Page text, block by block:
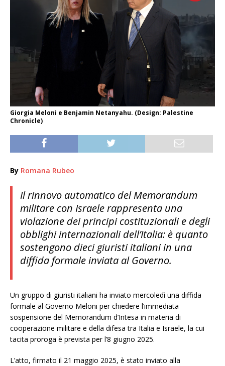
Giorgia Meloni e Benjamin Netanyahu. (Design: Palestine
Chronicle)
By Romana Rubeo
Il rinnovo automatico del Memorandum
militare con Israele rappresenta una
violazione dei principi costituzionali e degli
obblighi internazionali dell’Italia: è quanto
sostengono dieci giuristi italiani in una
diffida formale inviata al Governo.
Un gruppo di giuristi italiani ha inviato mercoledì una diffida
formale al Governo Meloni per chiedere l’immediata
sospensione del Memorandum d’Intesa in materia di
cooperazione militare e della difesa tra Italia e Israele, la cui
tacita proroga è prevista per l’8 giugno 2025.
L’atto, firmato il 21 maggio 2025, è stato inviato alla